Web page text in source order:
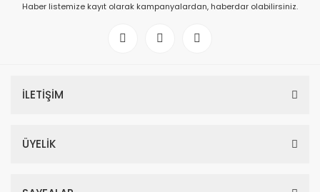
Haber listemize kayıt olarak kampanyalardan, haberdar olabilirsiniz.
İLETİŞİM
ÜYELİK